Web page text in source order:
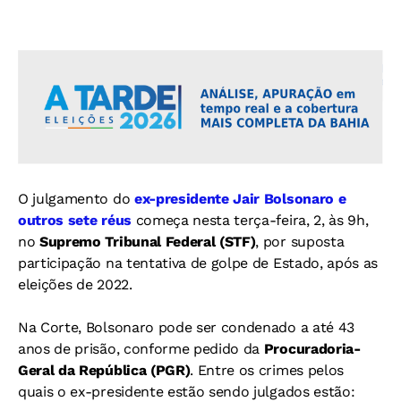
O julgamento do ex-presidente Jair Bolsonaro e
outros sete réus começa nesta terça-feira, 2, às 9h,
noSupremo Tribunal Federal (STF), por suposta
participação na tentativa de golpe de Estado, após as
eleições de 2022.
Na Corte, Bolsonaro pode ser condenado a até 43
anos de prisão, conforme pedido da Procuradoria-
Geral da República (PGR). Entre os crimes pelos
quais o ex-presidente estão sendo julgados estão: